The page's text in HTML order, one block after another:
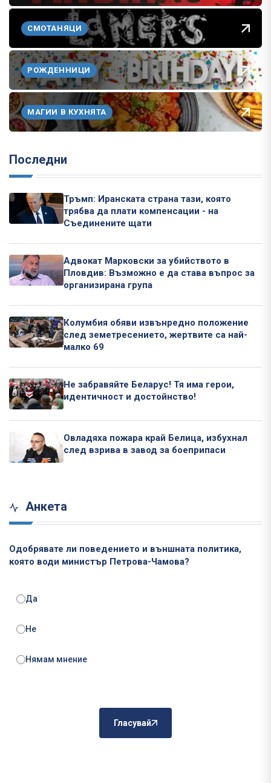
СМОТАНЯЦИ
РОЖДЕННИЦИ
МАГИИ В КУХНЯТА
Последни
Тръмп: Иранската страна тази, която
трябва да плати компенсации - на
Съединените щати
Адвокат Марковски за убийството в
Пловдив: Възможно е да става въпрос за
организирана група
Колумбия обяви извънредно положение
след земетресението, жертвите са най-
малко 69
Не забравяйте Беларус! Тя има герои,
идентичност и достойнство!
Овладяха пожара край Белица, избухнал
след взрива в завод за боеприпаси
Анкета
Одобрявате ли поведението и външната политика,
която води министър Петрова-Чамова?
Да
Не
Нямам мнение
Гласувай